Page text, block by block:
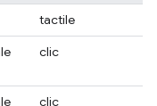
tactile
clic
clic